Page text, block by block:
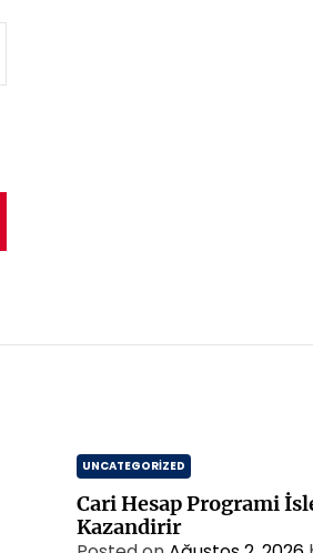
UNCATEGORIZED
Cari Hesap Programi
Kazandirir